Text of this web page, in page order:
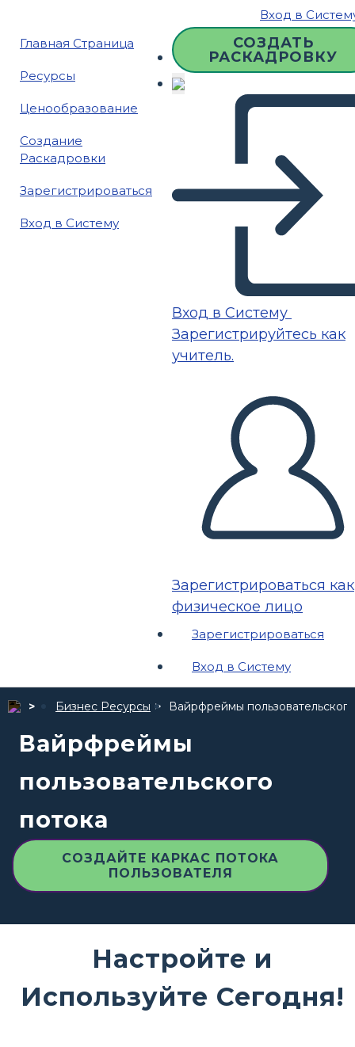
Вход в
Главная Страница
Ресурсы
Ценообразование
Создание
Раскадровки
Зарегистрироваться
Вход в Систему
СОЗДАТЬ
РАСКАДРОВКУ
Вход в Систему
Зарегистрируйтесь как
учитель.
Зарегистрироваться как
физическое лицо
Зарегистрироваться
Вход в Систему
Бизнес Ресурсы Вайрфреймы
Вайрфреймы
пользовательского
потока
СОЗДАЙТЕ КАРКАС ПОТОКА
ПОЛЬЗОВАТЕЛЯ
Настройте и
Используйте Сегодня!